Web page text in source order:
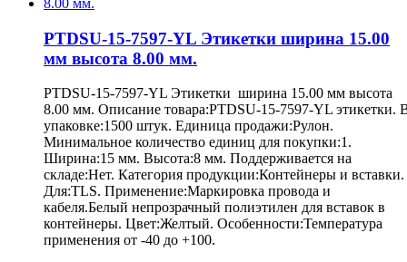
PTDSU-15-7597-YL Этикетки ширина 15.00
мм высота 8.00 мм.
PTDSU-15-7597-YL Этикетки ширина 15.00 мм высота
8.00 мм. Описание товара:PTDSU-15-7597-YL этикетки.
упаковке:1500 штук. Единица продажи:Рулон.
Минимальное количество единиц для покупки:1.
Ширина:15 мм. Высота:8 мм. Поддерживается на
складе:Нет. Категория продукции:Контейнеры и вставки.
Для:TLS. Применение:Маркировка провода и
кабеля.Белый непрозрачный полиэтилен для вставок в
контейнеры. Цвет:Желтый. Особенности:Температура
применения от -40 до +100.